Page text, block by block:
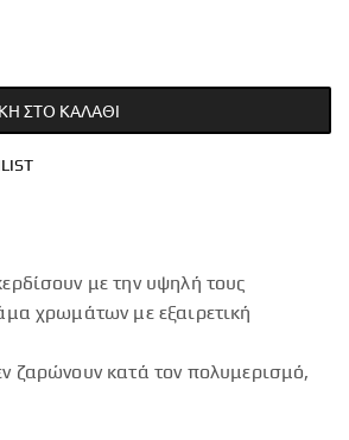
ΣΤΟ ΚΑΛΆΘΙ
με την υψηλή τους
χρωμάτων με εξαιρετική
ζαρώνουν κατά τον πολυμερισμό,